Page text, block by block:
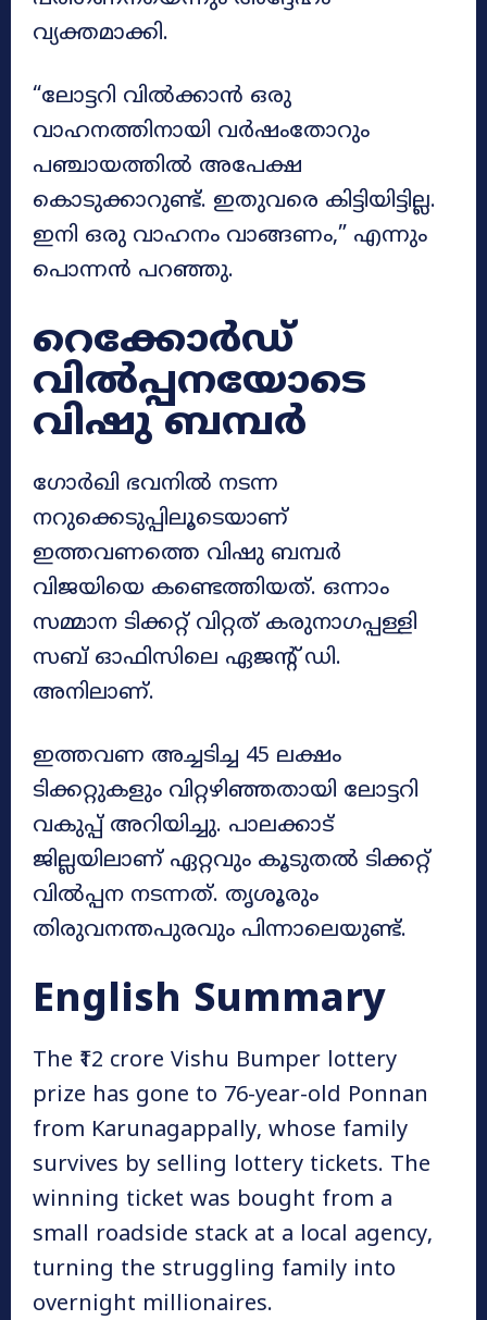
വ്യക്തമാക്കി.
“ലോട്ടറി വിൽക്കാൻ ഒരു
വാഹനത്തിനായി വർഷംതോറും
പഞ്ചായത്തിൽ അപേക്ഷ
കൊടുക്കാറുണ്ട്. ഇതുവരെ കിട്ടിയിട്ടില്ല.
ഇനി ഒരു വാഹനം വാങ്ങണം,” എന്നും
പൊന്നൻ പറഞ്ഞു.
റെക്കോർഡ്
വിൽപ്പനയോടെ
വിഷു ബമ്പർ
ഗോർഖി ഭവനിൽ നടന്ന
നറുക്കെടുപ്പിലൂടെയാണ്
ഇത്തവണത്തെ വിഷു ബമ്പർ
വിജയിയെ കണ്ടെത്തിയത്. ഒന്നാം
സമ്മാന ടിക്കറ്റ് വിറ്റത് കരുനാഗപ്പള്ളി
സബ് ഓഫിസിലെ ഏജന്റ് ഡി.
അനിലാണ്.
ഇത്തവണ അച്ചടിച്ച 45 ലക്ഷം
ടിക്കറ്റുകളും വിറ്റഴിഞ്ഞതായി ലോട്ടറി
വകുപ്പ് അറിയിച്ചു. പാലക്കാട്
ജില്ലയിലാണ് ഏറ്റവും കൂടുതൽ ടിക്കറ്റ്
വിൽപ്പന നടന്നത്. തൃശൂരും
തിരുവനന്തപുരവും പിന്നാലെയുണ്ട്.
English Summary
The ₹12 crore Vishu Bumper lottery
prize has gone to 76-year-old Ponnan
from Karunagappally, whose family
survives by selling lottery tickets. The
winning ticket was bought from a
small roadside stack at a local agency,
turning the struggling family into
overnight millionaires.